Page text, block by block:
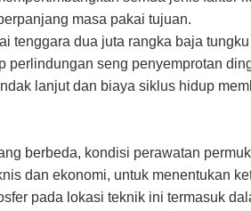
masa pakai tujuan.
dua juta rangka baja
seng penyemprotan
lanjut dan biaya siklus hidup
berbeda, kondisi perawatan
dan ekonomi, untuk menentukan
pada lokasi teknik ini termasuk